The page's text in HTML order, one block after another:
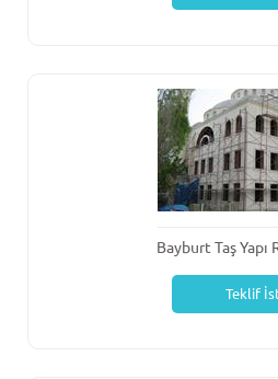
Bayburt Taş Yapı
Teklif